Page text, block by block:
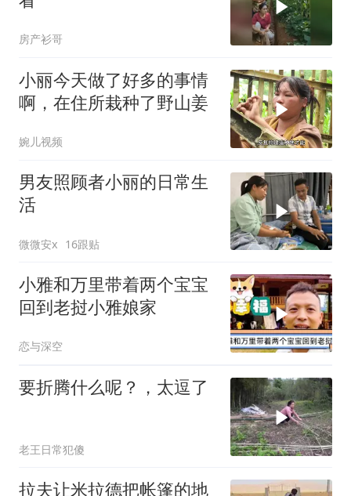
房产衫哥
小丽今天做了好多的事情
啊，在住所栽种了野山姜
婉儿视频
男友照顾者小丽的日常生
活
微微安x 16跟贴
小雅和万里带着两个宝宝
回到老挝小雅娘家
恋与深空
要折腾什么呢？，太逗了
老王日常犯傻
拉夫让米拉德把帐篷的地